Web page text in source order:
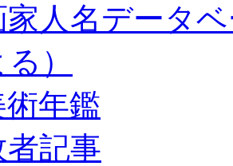
家人名データ
）
術年鑑
者記事